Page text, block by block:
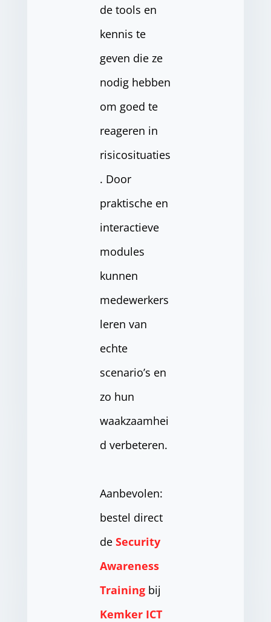
de tools en
kennis te
geven die ze
nodig hebben
om goed te
reageren in
risicosituaties
. Door
praktische en
interactieve
modules
kunnen
medewerkers
leren van
echte
scenario’s en
zo hun
waakzaamhei
d verbeteren.
Aanbevolen:
bestel direct
de Security
Awareness
Trainingbij
Kemker ICT